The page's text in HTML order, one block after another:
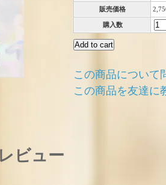
販売価格
購入数
この商品について
この商品を友達に
ビュー